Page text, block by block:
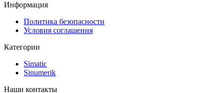
Информация
Политика безопасности
Условия соглашения
Категории
Simatic
Sinumerik
Наши контакты